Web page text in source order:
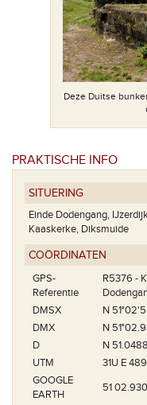
Deze Duitse
PRAKTISCHE INFO
SITUERING
Einde Dodengang,
Kaaskerke, Diksmuide
COÖRDINATEN
GPS-
Referentie
R5376 -
DMSX
N
DMX
N
D
N
UTM
31U E
GOOGLE
EARTH
51